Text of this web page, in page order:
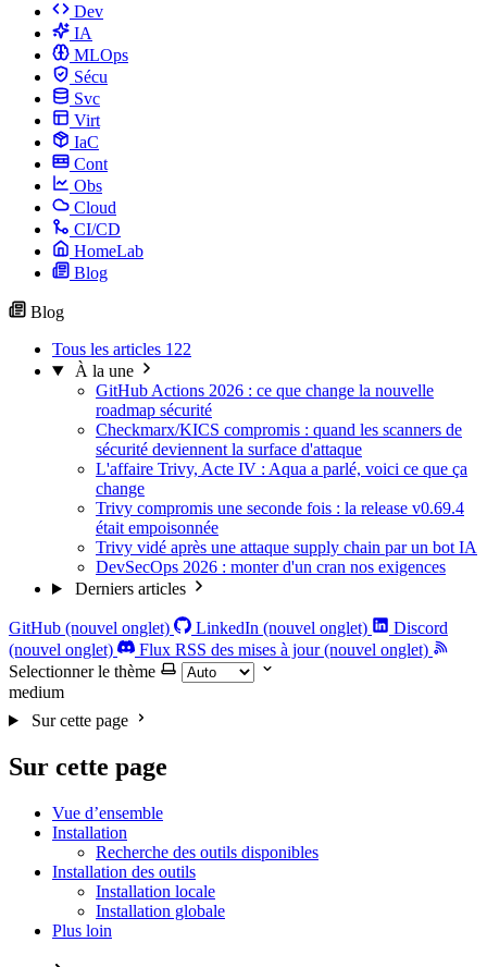
Dev
IA
MLOps
Sécu
Svc
Virt
IaC
Cont
Obs
Cloud
CI/CD
HomeLab
Blog
Blog
Tous les articles 122
À la une
GitHub Actions 2026 : ce que change la nouvelle
roadmap sécurité
Checkmarx/KICS compromis : quand les scanners de
sécurité deviennent la surface d'attaque
L'affaire Trivy, Acte IV : Aqua a parlé, voici ce que ça
change
Trivy compromis une seconde fois : la release v0.69.4
était empoisonnée
Trivy vidé après une attaque supply chain par un bot IA
DevSecOps 2026 : monter d'un cran nos exigences
Derniers articles
GitHub (nouvel onglet) LinkedIn (nouvel onglet)
Discord
(nouvel onglet)
Flux RSS des mises à jour (nouvel onglet)
Selectionner le thème
medium
Sur cette page
Sur cette page
Vue d’ensemble
Installation
Recherche des outils disponibles
Installation des outils
Installation locale
Installation globale
Plus loin